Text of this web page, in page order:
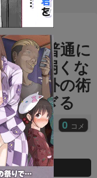
M
u
t
e
トは普通に
々弱くな
ク以外の術
さすぎる
0 コメ